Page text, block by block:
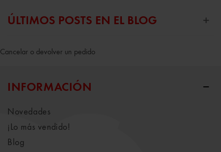
ÚLTIMOS POSTS EN EL BLOG
Cancelar o devolver un pedido
INFORMACIÓN
Novedades
¡Lo más vendido!
Blog